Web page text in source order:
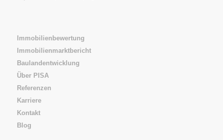
Immobilienbewertung
Immobilienmarktbericht
Baulandentwicklung
Über PISA
Referenzen
Karriere
Kontakt
Blog